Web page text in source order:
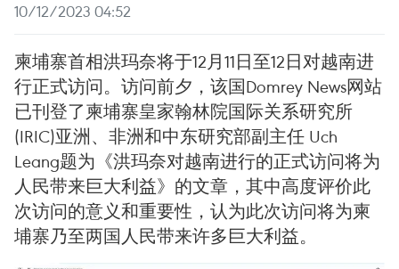
10/12/2023 04:52
柬埔寨首相洪玛奈将于12月11日至12日对越南进
行正式访问。访问前夕，该国Domrey News网站
已刊登了柬埔寨皇家翰林院国际关系研究所
(IRIC)亚洲、非洲和中东研究部副主任 Uch
Leang题为《洪玛奈对越南进行的正式访问将为
人民带来巨大利益》的文章，其中高度评价此
次访问的意义和重要性，认为此次访问将为柬
埔寨乃至两国人民带来许多巨大利益。